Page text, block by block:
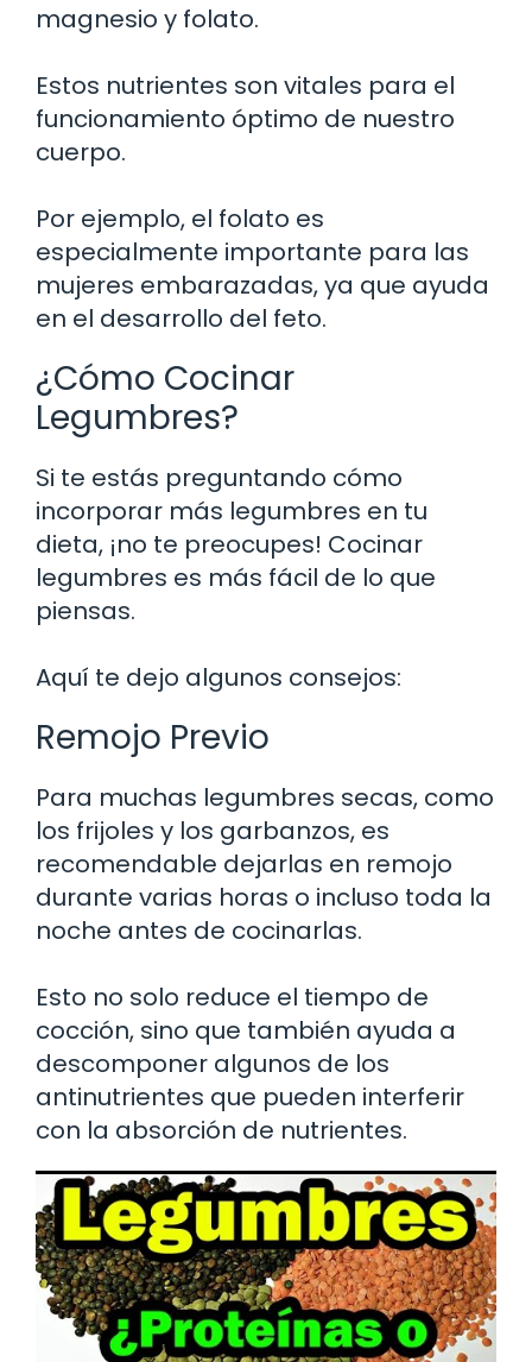
magnesio y folato.
Estos nutrientes son vitales para el
funcionamiento óptimo de nuestro
cuerpo.
Por ejemplo, el folato es
especialmente importante para las
mujeres embarazadas, ya que ayuda
en el desarrollo del feto.
¿Cómo Cocinar
Legumbres?
Si te estás preguntando cómo
incorporar más legumbres en tu
dieta, ¡no te preocupes! Cocinar
legumbres es más fácil de lo que
piensas.
Aquí te dejo algunos consejos:
Remojo Previo
Para muchas legumbres secas, como
los frijoles y los garbanzos, es
recomendable dejarlas en remojo
durante varias horas o incluso toda la
noche antes de cocinarlas.
Esto no solo reduce el tiempo de
cocción, sino que también ayuda a
descomponer algunos de los
antinutrientes que pueden interferir
con la absorción de nutrientes.